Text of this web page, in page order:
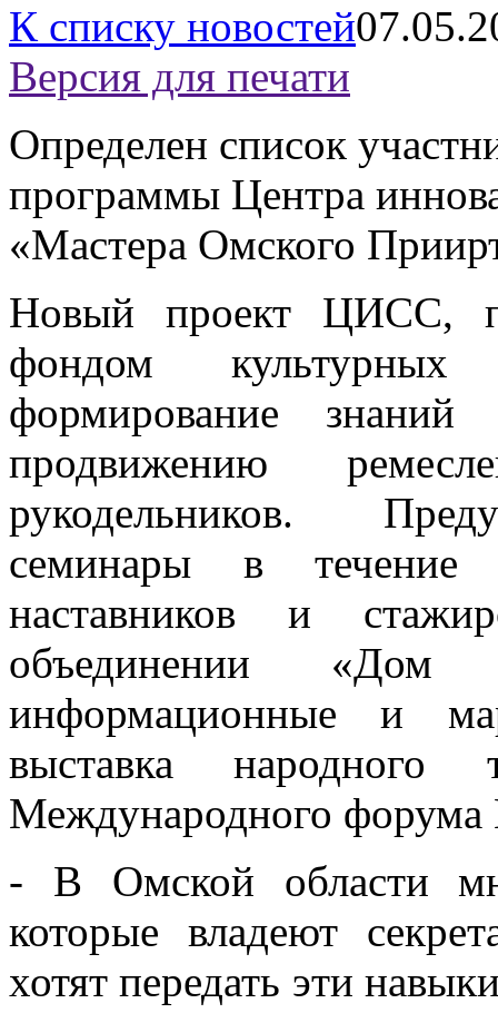
К списку новостей
Версия для печати
Определен список
программы Центра
«Мастера Омского
Новый проект ЦИСС,
фондом
формирование
продвижению
рукодельников.
семинары в течение
наставников и
объединении «Дом
информационные и
выставка
Международного
- В Омской области
которые владеют
хотят передать эти